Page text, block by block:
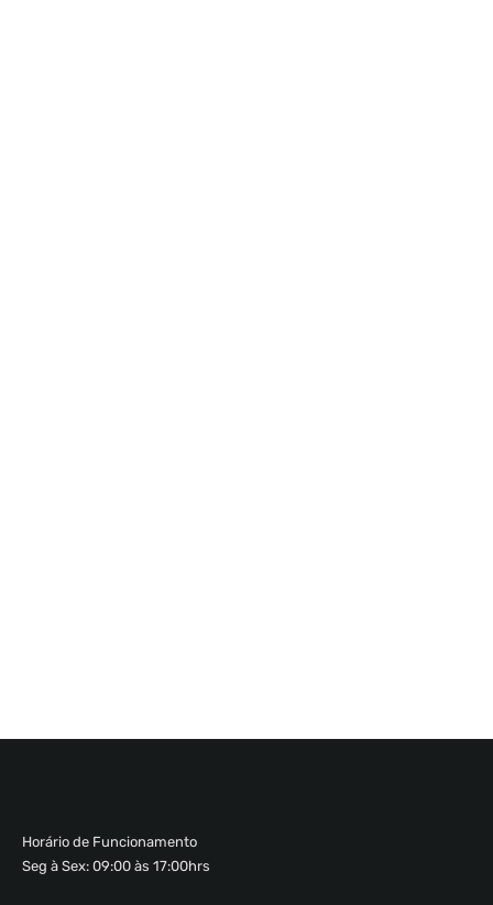
Horário de Funcionamento
Seg à Sex: 09:00 às 17:00hrs